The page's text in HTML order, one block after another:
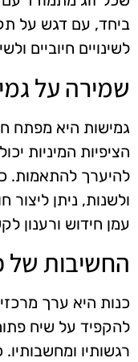
ביחד, עם דגש על
לשינויים חיוביים
שמירה על
גמישות היא מפתח
הציפיות המיניות
להיערך להתאמות.
ולשנות, ניתן ליצור
עמן חידוש ורענון
החשיבות של
כנות היא ערך
להקפיד על שיח
רגשותיו